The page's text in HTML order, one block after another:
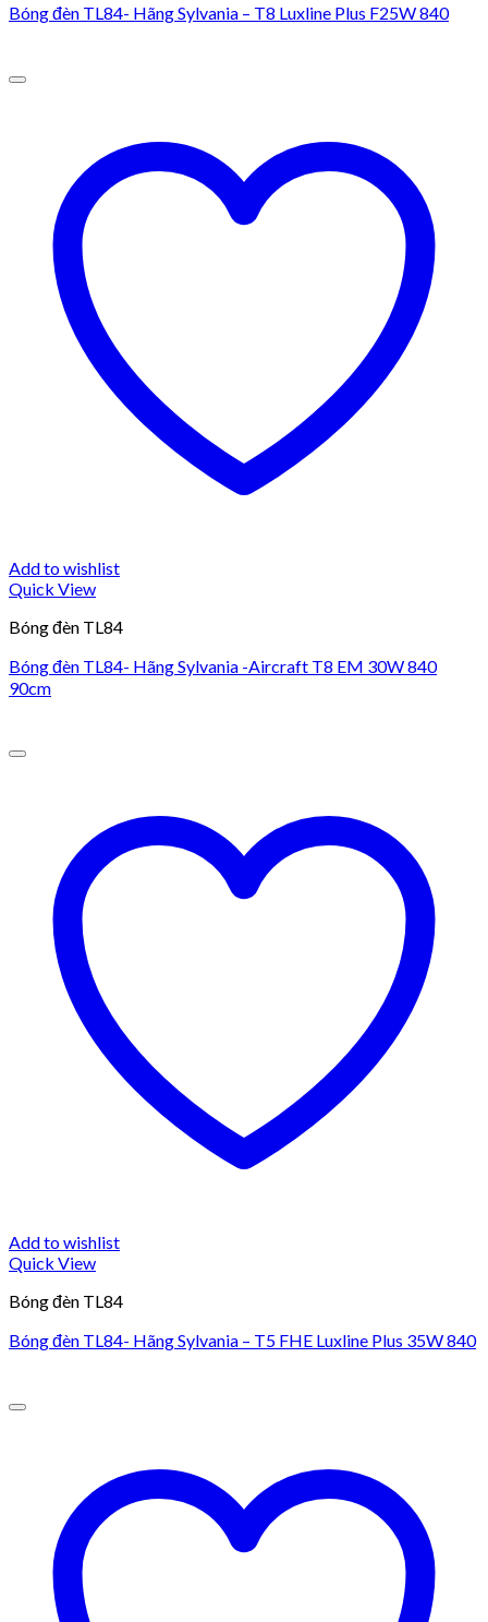
Bóng đèn TL84- Hãng Sylvania – T8 Luxline Plus F25W 840
Add to wishlist
Quick View
Bóng đèn TL84
Bóng đèn TL84- Hãng Sylvania -Aircraft T8 EM 30W 840
90cm
Add to wishlist
Quick View
Bóng đèn TL84
Bóng đèn TL84- Hãng Sylvania – T5 FHE Luxline Plus 35W 840